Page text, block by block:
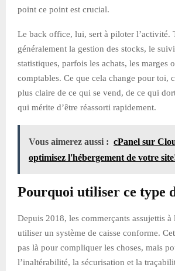
point ce point est crucial.
Le back office, lui, sert à piloter l’activité.
généralement la gestion des stocks, le
statistiques, parfois les achats, les marges
comptables. Ce que cela change pour toi,
plus claire de ce qui se vend, de ce qui
qui mérite d’être réassorti rapidement.
Vous aimerez aussi : cPanel sur
optimisez l'hébergement de votre
Pourquoi utiliser ce type
Depuis 2018, les commerçants assujettis
utiliser un système de caisse conforme.
pas là pour compliquer les choses, mais
l’inaltérabilité, la sécurisation et la